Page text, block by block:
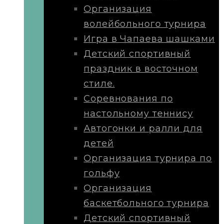
Организация
волейбольного турнира
Игра в Чапаева шашками
Детский спортивный
праздник в восточном
стиле.
Соревнования по
настольному теннису
Автогонки и ралли для
детей
Организация турнира по
гольфу
Организация
баскетбольного турнира
Детский спортивный